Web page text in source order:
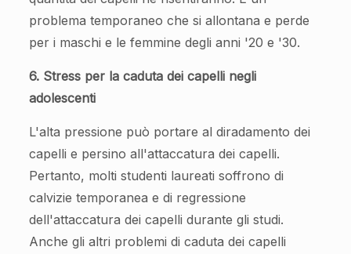
problema temporaneo che si allontana e perde
per i maschi e le femmine degli anni '20 e '30.
6. Stress per la caduta dei capelli negli
adolescenti
L'alta pressione può portare al diradamento dei
capelli e persino all'attaccatura dei capelli.
Pertanto, molti studenti laureati soffrono di
calvizie temporanea e di regressione
dell'attaccatura dei capelli durante gli studi.
Anche gli altri problemi di caduta dei capelli